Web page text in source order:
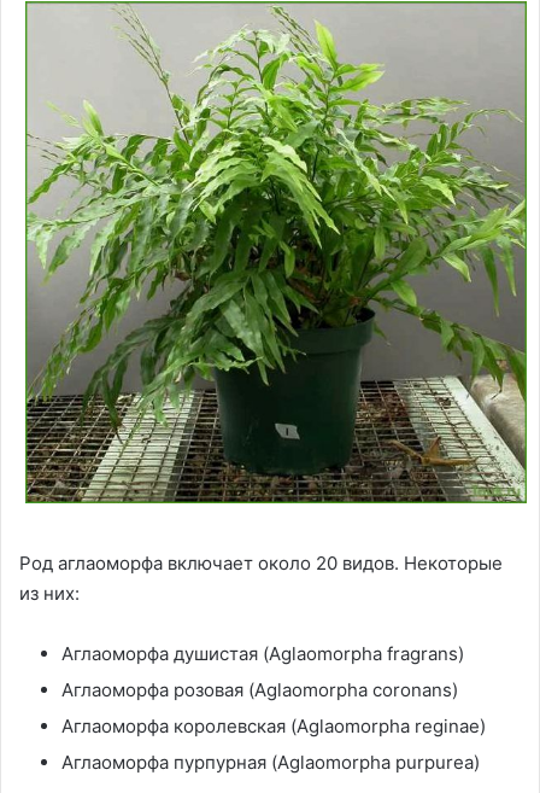
Род аглаоморфа включает около 20 видов. Некоторые
из них:
Аглаоморфа душистая (Aglaomorpha fragrans)
Аглаоморфа розовая (Aglaomorpha coronans)
Аглаоморфа королевская (Aglaomorpha reginae)
Аглаоморфа пурпурная (Aglaomorpha purpurea)